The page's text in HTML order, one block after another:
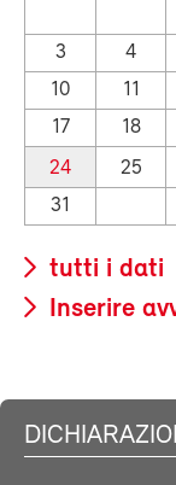
3
4
10
11
17
18
24
25
31
tutti i dati
Inserire